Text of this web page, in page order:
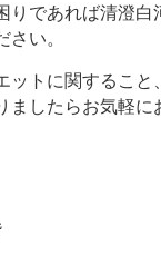
りであれば清澄
い。
ットに関するこ
ましたらお気軽に